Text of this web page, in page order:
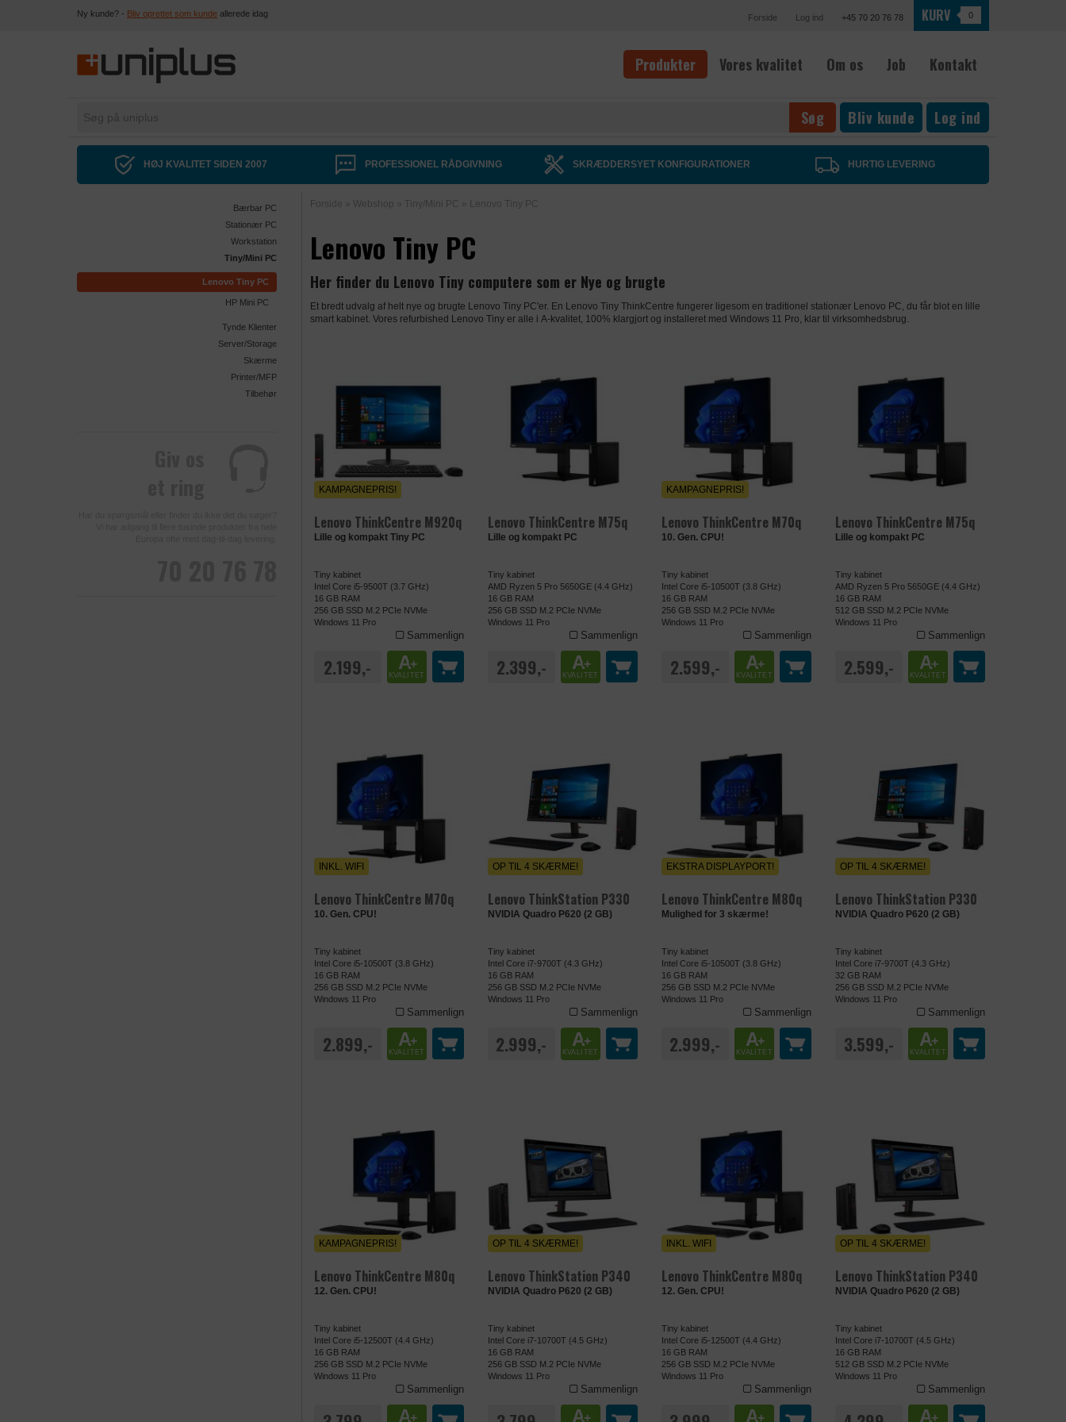
Ny kunde? - Bliv oprettet som kunde allerede idag Forside Log ind +45 70 20 76 78 KURV 0
Produkter Vores kvalitet Om os Job Kontakt
Bliv kunde Log ind
HØJ KVALITET SIDEN 2007 PROFESSIONEL RÅDGIVNING SKRÆDDERSYET KONFIGURATIONER HURTIG LEVERING
Bærbar PC
Stationær PC
Workstation
Tiny/Mini PC
Lenovo Tiny PC
HP Mini PC
Tynde Klienter
Server/Storage
Skærme
Printer/MFP
Tilbehør
Forside » Webshop » Tiny/Mini PC » Lenovo Tiny PC
Lenovo Tiny PC
Her finder du Lenovo Tiny computere som er Nye og brugte
Et bredt udvalg af helt nye og brugte Lenovo Tiny PC'er. En Lenovo Tiny ThinkCentre fungerer ligesom en traditionel stationær Lenovo PC, du får blot en lille
smart kabinet. Vores refurbished Lenovo Tiny er alle i A-kvalitet, 100% klargjort og installeret med Windows 11 Pro, klar til virksomhedsbrug.
Lenovo ThinkCentre M920q
Lille og kompakt Tiny PC
KAMPAGNEPRIS!
Tiny kabinet
Intel Core i5-9500T (3.7 GHz)
16 GB RAM
256 GB SSD M.2 PCIe NVMe
Windows 11 Pro
Sammenlign
2.199,- A+
KVALITET
Lenovo ThinkCentre M75q
Lille og kompakt PC
Tiny kabinet
AMD Ryzen 5 Pro 5650GE (4.4 GHz)
16 GB RAM
256 GB SSD M.2 PCIe NVMe
Windows 11 Pro
Sammenlign
2.399,- A+
KVALITET
Lenovo ThinkCentre M70q
10. Gen. CPU!
KAMPAGNEPRIS!
Tiny kabinet
Intel Core i5-10500T (3.8 GHz)
16 GB RAM
256 GB SSD M.2 PCIe NVMe
Windows 11 Pro
Sammenlign
2.599,- A+
KVALITET
Lenovo ThinkCentre M75q
Lille og kompakt PC
Tiny kabinet
AMD Ryzen 5 Pro 5650GE (4.4 GHz)
16 GB RAM
512 GB SSD M.2 PCIe NVMe
Windows 11 Pro
Sammenlign
2.599,- A+
KVALITET
Lenovo ThinkCentre M70q
10. Gen. CPU!
INKL. WIFI
Tiny kabinet
Intel Core i5-10500T (3.8 GHz)
16 GB RAM
256 GB SSD M.2 PCIe NVMe
Windows 11 Pro
Sammenlign
2.899,- A+
KVALITET
Lenovo ThinkStation P330
NVIDIA Quadro P620 (2 GB)
OP TIL 4 SKÆRME!
Tiny kabinet
Intel Core i7-9700T (4.3 GHz)
16 GB RAM
256 GB SSD M.2 PCIe NVMe
Windows 11 Pro
Sammenlign
2.999,- A+
KVALITET
Lenovo ThinkCentre M80q
Mulighed for 3 skærme!
EKSTRA DISPLAYPORT!
Tiny kabinet
Intel Core i5-10500T (3.8 GHz)
16 GB RAM
256 GB SSD M.2 PCIe NVMe
Windows 11 Pro
Sammenlign
2.999,- A+
KVALITET
Lenovo ThinkStation P330
NVIDIA Quadro P620 (2 GB)
OP TIL 4 SKÆRME!
Tiny kabinet
Intel Core i7-9700T (4.3 GHz)
32 GB RAM
256 GB SSD M.2 PCIe NVMe
Windows 11 Pro
Sammenlign
3.599,- A+
KVALITET
Lenovo ThinkCentre M80q
12. Gen. CPU!
KAMPAGNEPRIS!
Tiny kabinet
Intel Core i5-12500T (4.4 GHz)
16 GB RAM
256 GB SSD M.2 PCIe NVMe
Windows 11 Pro
Sammenlign
A+
Lenovo ThinkStation P340
NVIDIA Quadro P620 (2 GB)
OP TIL 4 SKÆRME!
Tiny kabinet
Intel Core i7-10700T (4.5 GHz)
16 GB RAM
256 GB SSD M.2 PCIe NVMe
Windows 11 Pro
Sammenlign
A+
Lenovo ThinkCentre M80q
12. Gen. CPU!
INKL. WIFI
Tiny kabinet
Intel Core i5-12500T (4.4 GHz)
16 GB RAM
256 GB SSD M.2 PCIe NVMe
Windows 11 Pro
Sammenlign
A+
Lenovo ThinkStation P340
NVIDIA Quadro P620 (2 GB)
OP TIL 4 SKÆRME!
Tiny kabinet
Intel Core i7-10700T (4.5 GHz)
16 GB RAM
512 GB SSD M.2 PCIe NVMe
Windows 11 Pro
Sammenlign
A+